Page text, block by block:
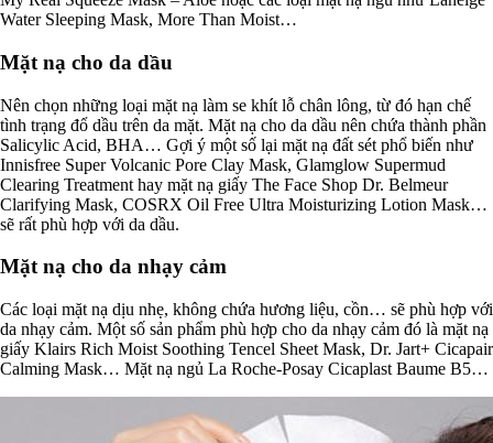
Water Sleeping Mask, More Than Moist…
Mặt nạ cho da dầu
Nên chọn những loại mặt nạ làm se khít lỗ chân lông, từ đó hạn chế
tình trạng đổ dầu trên da mặt. Mặt nạ cho da dầu nên chứa thành phần
Salicylic Acid, BHA… Gợi ý một số lại mặt nạ đất sét phổ biến như
Innisfree Super Volcanic Pore Clay Mask, Glamglow Supermud
Clearing Treatment hay mặt nạ giấy The Face Shop Dr. Belmeur
Clarifying Mask, COSRX Oil Free Ultra Moisturizing Lotion Mask…
sẽ rất phù hợp với da dầu.
Mặt nạ cho da nhạy cảm
Các loại mặt nạ dịu nhẹ, không chứa hương liệu, cồn… sẽ phù hợp với
da nhạy cảm. Một số sản phẩm phù hợp cho da nhạy cảm đó là mặt nạ
giấy Klairs Rich Moist Soothing Tencel Sheet Mask, Dr. Jart+ Cicapair
Calming Mask… Mặt nạ ngủ La Roche-Posay Cicaplast Baume B5…